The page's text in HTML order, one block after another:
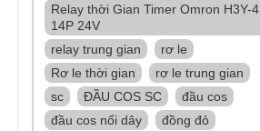
Relay thời Gian Timer Omron H3Y-4
14P 24V
relay trung gian
rơ le
Rơ le thời gian
rơ le trung gian
sc
ĐẦU COS SC
đầu cos
đầu cos nối dây
đồng đỏ